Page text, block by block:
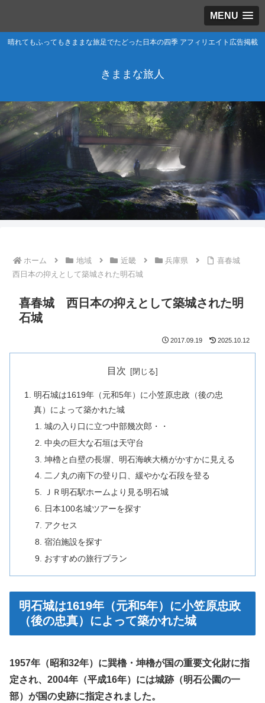
MENU
晴れてもふってもきままな旅足でたどった日本の四季 アフィリエイト広告掲載
きままな旅人
ホーム 地域 近畿 兵庫県
喜春城
西日本の抑えとして築城された明石城
喜春城 西日本の抑えとして築城された明
石城
2017.09.19 2025.10.12
目次
明石城は1619年（元和5年）に小笠原忠政（後の忠
真）によって築かれた城
城の入り口に立つ中部幾次郎・・
中央の巨大な石垣は天守台
坤櫓と白壁の長塀、明石海峡大橋がかすかに見える
二ノ丸の南下の登り口、緩やかな石段を登る
ＪＲ明石駅ホームより見る明石城
日本100名城ツアーを探す
アクセス
宿泊施設を探す
おすすめの旅行プラン
明石城は1619年（元和5年）に小笠原忠政
（後の忠真）によって築かれた城
1957年（昭和32年）に巽櫓・坤櫓が国の重要文化財に指
定され、2004年（平成16年）には城跡（明石公園の一
部）が国の史跡に指定されました。